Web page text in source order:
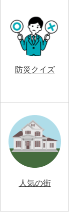
防災クイズ
人気の街